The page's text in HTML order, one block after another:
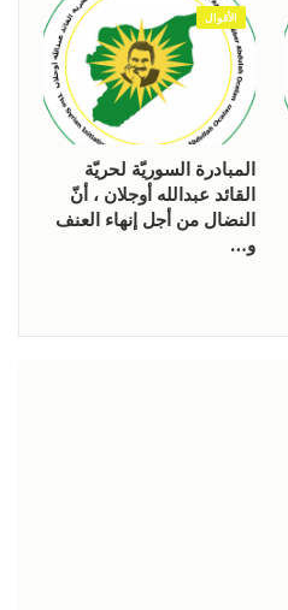
الأقوال
المبادرة السوريّة لحريّة
القائد عبدالله أوجلان ، أنّ
النضال من أجل إنهاء العنف
و…